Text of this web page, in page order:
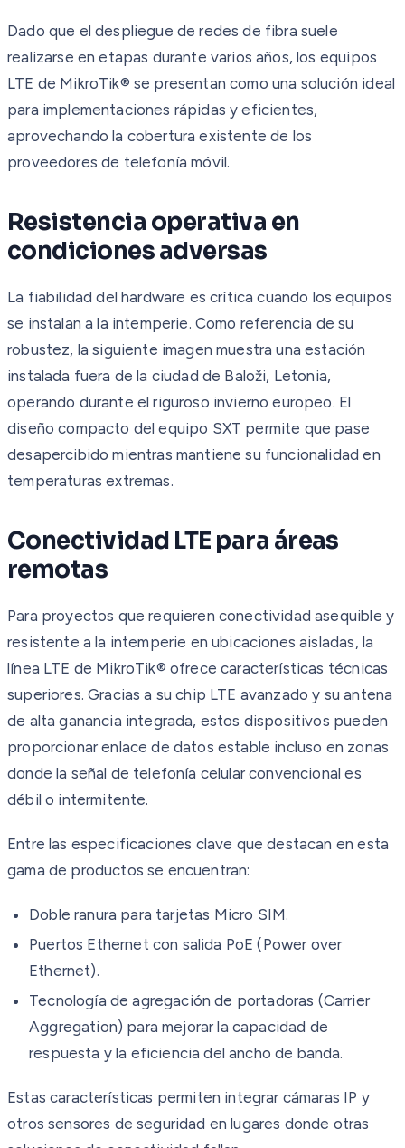
Dado que el despliegue de redes de fibra suele
realizarse en etapas durante varios años, los equipos
LTE de MikroTik® se presentan como una solución ideal
para implementaciones rápidas y eficientes,
aprovechando la cobertura existente de los
proveedores de telefonía móvil.
Resistencia operativa en
condiciones adversas
La fiabilidad del hardware es crítica cuando los equipos
se instalan a la intemperie. Como referencia de su
robustez, la siguiente imagen muestra una estación
instalada fuera de la ciudad de Baloži, Letonia,
operando durante el riguroso invierno europeo. El
diseño compacto del equipo SXT permite que pase
desapercibido mientras mantiene su funcionalidad en
temperaturas extremas.
Conectividad LTE para áreas
remotas
Para proyectos que requieren conectividad asequible y
resistente a la intemperie en ubicaciones aisladas, la
línea LTE de MikroTik® ofrece características técnicas
superiores. Gracias a su chip LTE avanzado y su antena
de alta ganancia integrada, estos dispositivos pueden
proporcionar enlace de datos estable incluso en zonas
donde la señal de telefonía celular convencional es
débil o intermitente.
Entre las especificaciones clave que destacan en esta
gama de productos se encuentran:
Doble ranura para tarjetas Micro SIM.
Puertos Ethernet con salida PoE (Power over
Ethernet).
Tecnología de agregación de portadoras (Carrier
Aggregation) para mejorar la capacidad de
respuesta y la eficiencia del ancho de banda.
Estas características permiten integrar cámaras IP y
otros sensores de seguridad en lugares donde otras